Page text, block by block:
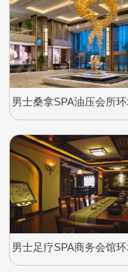
男士桑拿SPA油压会所
示
男士足疗SPA商务会馆
示